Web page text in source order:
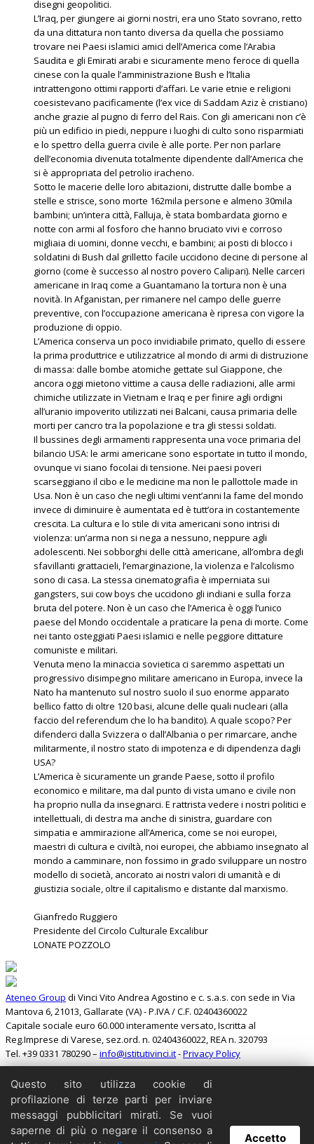
disegni geopolitici.
L’Iraq, per giungere ai giorni nostri, era uno Stato sovrano, retto
da una dittatura non tanto diversa da quella che possiamo
trovare nei Paesi islamici amici dell’America come l’Arabia
Saudita e gli Emirati arabi e sicuramente meno feroce di quella
cinese con la quale l’amministrazione Bush e l’Italia
intrattengono ottimi rapporti d’affari. Le varie etnie e religioni
coesistevano pacificamente (l’ex vice di Saddam Aziz è cristiano)
anche grazie al pugno di ferro del Rais. Con gli americani non c’è
più un edificio in piedi, neppure i luoghi di culto sono risparmiati
e lo spettro della guerra civile è alle porte. Per non parlare
dell’economia divenuta totalmente dipendente dall’America che
si è appropriata del petrolio iracheno.
Sotto le macerie delle loro abitazioni, distrutte dalle bombe a
stelle e strisce, sono morte 162mila persone e almeno 30mila
bambini; un’intera città, Falluja, è stata bombardata giorno e
notte con armi al fosforo che hanno bruciato vivi e corroso
migliaia di uomini, donne vecchi, e bambini; ai posti di blocco i
soldatini di Bush dal grilletto facile uccidono decine di persone al
giorno (come è successo al nostro povero Calipari). Nelle carceri
americane in Iraq come a Guantamano la tortura non è una
novità. In Afganistan, per rimanere nel campo delle guerre
preventive, con l’occupazione americana è ripresa con vigore la
produzione di oppio.
L’America conserva un poco invidiabile primato, quello di essere
la prima produttrice e utilizzatrice al mondo di armi di distruzione
di massa: dalle bombe atomiche gettate sul Giappone, che
ancora oggi mietono vittime a causa delle radiazioni, alle armi
chimiche utilizzate in Vietnam e Iraq e per finire agli ordigni
all’uranio impoverito utilizzati nei Balcani, causa primaria delle
morti per cancro tra la popolazione e tra gli stessi soldati.
Il bussines degli armamenti rappresenta una voce primaria del
bilancio USA: le armi americane sono esportate in tutto il mondo,
ovunque vi siano focolai di tensione. Nei paesi poveri
scarseggiano il cibo e le medicine ma non le pallottole made in
Usa. Non è un caso che negli ultimi vent’anni la fame del mondo
invece di diminuire è aumentata ed è tutt’ora in costantemente
crescita. La cultura e lo stile di vita americani sono intrisi di
violenza: un’arma non si nega a nessuno, neppure agli
adolescenti. Nei sobborghi delle città americane, all’ombra degli
sfavillanti grattacieli, l’emarginazione, la violenza e l’alcolismo
sono di casa. La stessa cinematografia è imperniata sui
gangsters, sui cow boys che uccidono gli indiani e sulla forza
bruta del potere. Non è un caso che l’America è oggi l’unico
paese del Mondo occidentale a praticare la pena di morte. Come
nei tanto osteggiati Paesi islamici e nelle peggiore dittature
comuniste e militari.
Venuta meno la minaccia sovietica ci saremmo aspettati un
progressivo disimpegno militare americano in Europa, invece la
Nato ha mantenuto sul nostro suolo il suo enorme apparato
bellico fatto di oltre 120 basi, alcune delle quali nucleari (alla
faccio del referendum che lo ha bandito). A quale scopo? Per
difenderci dalla Svizzera o dall’Albania o per rimarcare, anche
militarmente, il nostro stato di impotenza e di dipendenza dagli
USA?
L’America è sicuramente un grande Paese, sotto il profilo
economico e militare, ma dal punto di vista umano e civile non
ha proprio nulla da insegnarci. E rattrista vedere i nostri politici e
intellettuali, di destra ma anche di sinistra, guardare con
simpatia e ammirazione all’America, come se noi europei,
maestri di cultura e civiltà, noi europei, che abbiamo insegnato al
mondo a camminare, non fossimo in grado sviluppare un nostro
modello di società, ancorato ai nostri valori di umanità e di
giustizia sociale, oltre il capitalismo e distante dal marxismo.
Gianfredo Ruggiero
Presidente del Circolo Culturale Excalibur
LONATE POZZOLO
Ateneo Group di Vinci Vito Andrea Agostino e c. s.a.s. con sede in Via
Mantova 6, 21013, Gallarate (VA) - P.IVA / C.F. 02404360022
Capitale sociale euro 60.000 interamente versato, Iscritta al
Reg.Imprese di Varese, sez.ord. n. 02404360022, REA n. 320793
Tel. +39 0331 780290 – info@istitutivinci.it-Privacy Policy
Search
Home
Il Barbarossa
Collabora
Questo sito utilizza cookie di
profilazione di terze parti per inviare
messaggi pubblicitari mirati. Se vuoi
saperne di più o negare il consenso a
Accetto